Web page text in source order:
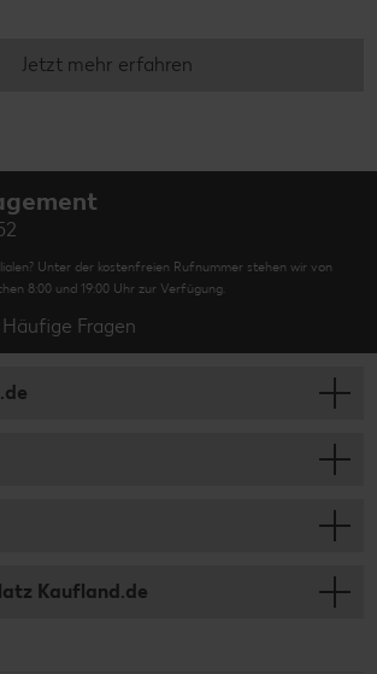
Jetzt mehr erfahren
Unter der kostenfreien Rufnummer stehen wir von
8:00 und 19:00 Uhr zur Verfügung.
Häufige Fragen
Kaufland.de